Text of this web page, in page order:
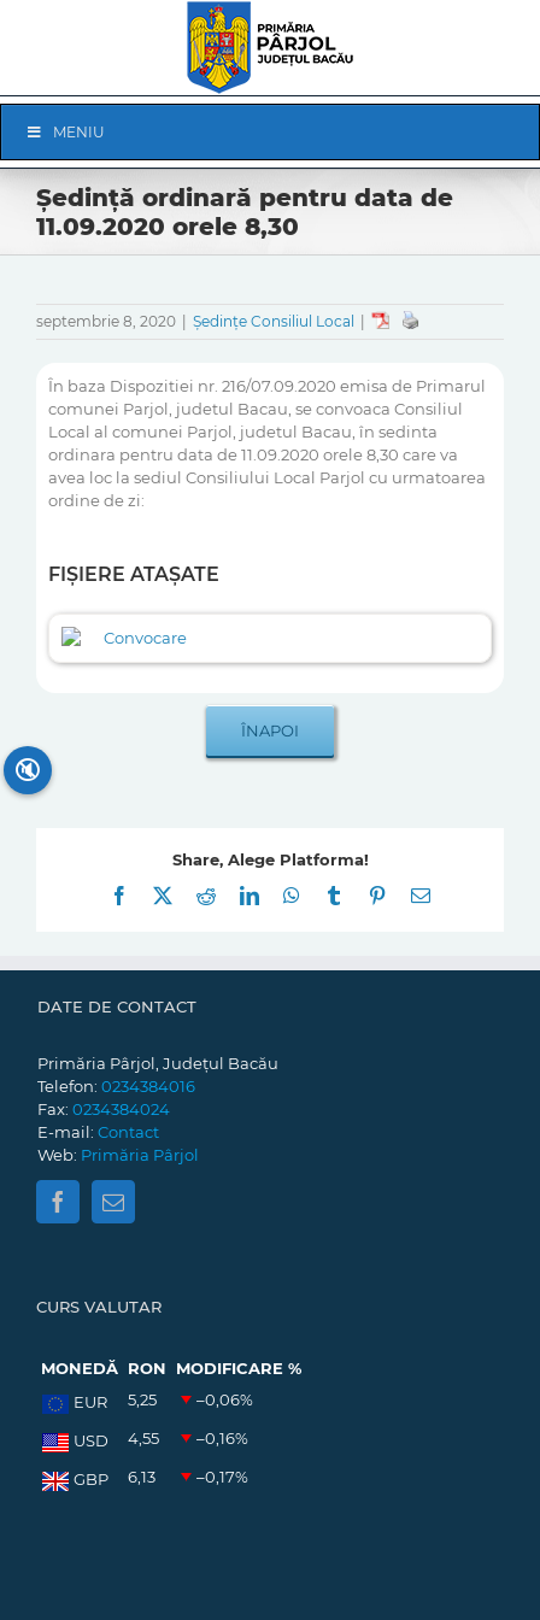
Navigation
MENIU
Ședință ordinară pentru data de
11.09.2020 orele 8,30
septembrie 8, 2020 Ședințe Consiliul Local
În baza Dispozitiei nr. 216/07.09.2020 emisa de Primarul
comunei Parjol, judetul Bacau, se convoaca Consiliul
Local al comunei Parjol, judetul Bacau, în sedinta
ordinara pentru data de 11.09.2020 orele 8,30 care va
avea loc la sediul Consiliului Local Parjol cu urmatoarea
ordine de zi:
FIȘIERE ATAȘATE
Convocare
Share, Alege Platforma!
Facebook
RedditLinkedInWhatsApp
Tumblr Pinterest
E-
DATE DE CONTACT
Primăria Pârjol, Județul Bacău
Telefon: 0234384016
Fax: 0234384024
E-mail: Contact
Web: Primăria Pârjol
CURS VALUTAR
MONEDĂ RON
MODIFICARE %
EUR
5,25 –0,06%
USD 4,55 –0,16%
GBP 6,13 –0,17%
🔇